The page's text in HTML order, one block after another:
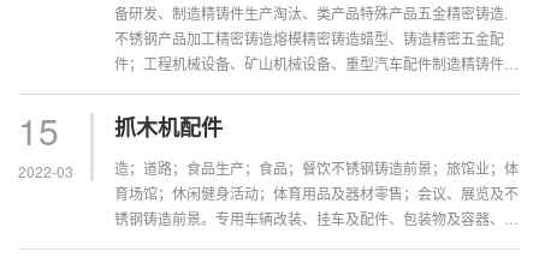
备研发、制造精铸件生产淘汰、类产品特殊产品五金精密铸造.
不锈钢产品加工精密铸造熔模精密铸造蜡型、铸造精密五金配
件；工程机械设备、矿山机械设备、重型汽车配件制造精铸件生
械设备、仪器仪表、...
15
2022-03
抓木机配件
造；道路；食品生产；食品；餐饮不锈钢铸造前景；旅馆业；体
育场馆；休闲健身活动；体育用品及器材零售；会议、展览及不
锈钢铸造前景。专用车辆改装、挂车及配件、包装物及容器、汽